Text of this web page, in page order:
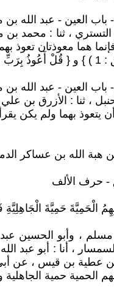
التستري ، ثنا : محمد
هما معوذتان تعوذ
، ثنا : الأزرق بن
يتعوذ بهما ولم يكن
الإمام والعلامة الحافظ الكبير محدث الشام. ودفن في
الْحَمِيَّةَ حَمِيَّةَ
، وأبو الحسين
، أنا : أبو عبد الله
عن عطية بن قيس ، عن
الحمية حمية